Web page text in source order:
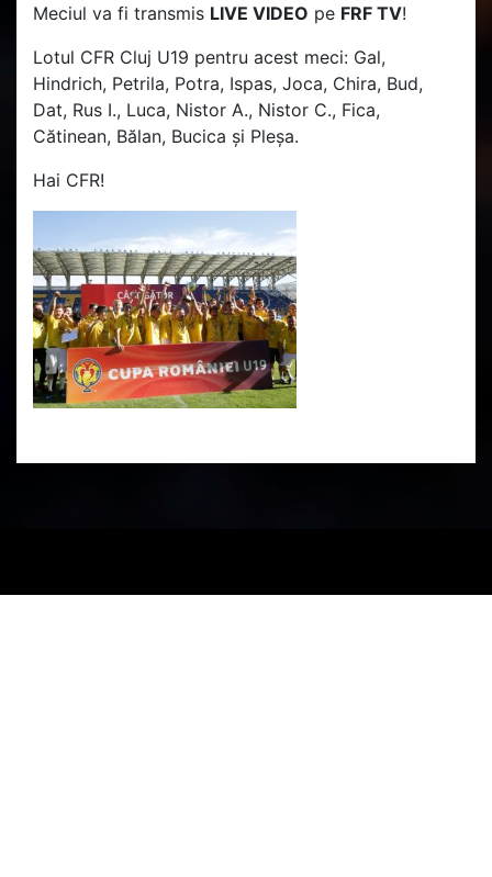
Meciul va fi transmis LIVE VIDEO pe FRF TV!
Lotul CFR Cluj U19 pentru acest meci: Gal,
Hindrich, Petrila, Potra, Ispas, Joca, Chira, Bud,
Dat, Rus I., Luca, Nistor A., Nistor C., Fica,
Cătinean, Bălan, Bucica și Pleșa.
Hai CFR!